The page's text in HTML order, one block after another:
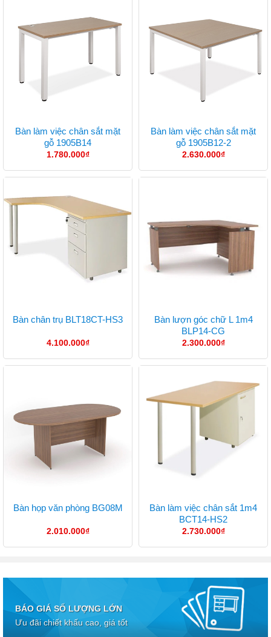
Bàn làm việc chân sắt mặt
gỗ 1905B14
1.780.000₫
Bàn làm việc chân sắt mặt
gỗ 1905B12-2
2.630.000₫
Bàn chân trụ BLT18CT-HS3
4.100.000₫
Bàn lượn góc chữ L 1m4
BLP14-CG
2.300.000₫
Bàn họp văn phòng BG08M
2.010.000₫
Bàn làm việc chân sắt 1m4
BCT14-HS2
2.730.000₫
BÁO GIÁ SỐ LƯỢNG LỚN
Ưu đãi chiết khấu cao, giá tốt